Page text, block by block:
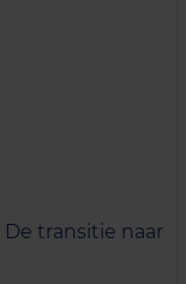
De transitie naar